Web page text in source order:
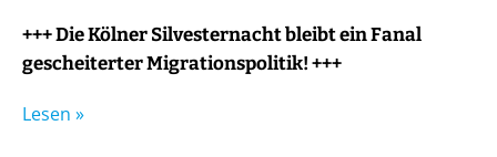
+++ Die Kölner Silvesternacht bleibt ein Fanal
gescheiterter Migrationspolitik! +++
Lesen »